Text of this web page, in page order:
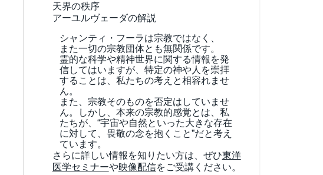
天界の秩序
アーユルヴェーダの解説
シャンティ・フーラは宗教ではなく、
また一切の宗教団体とも無関係です。
霊的な科学や精神世界に関する情報を発
信してはいますが、特定の神や人を崇拝
することは、私たちの考えと相容れませ
ん。
また、宗教そのものを否定はしていませ
ん。しかし、本来の宗教的感覚とは、私
たちが、“宇宙や自然といった大きな存在
に対して、畏敬の念を抱くこと”だと考え
ています。
さらに詳しい情報を知りたい方は、ぜひ東洋
医学セミナーや映像配信をご受講ください。